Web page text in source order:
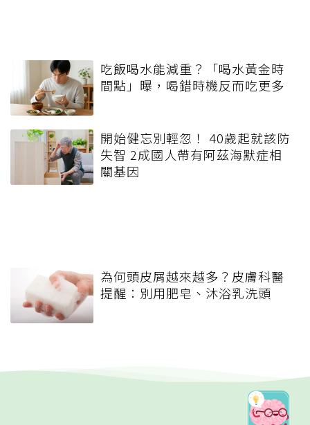
吃飯喝水能減重？「喝水黃金時
間點」曝，喝錯時機反而吃更多
開始健忘別輕忽！ 40歲起就該防
失智 2成國人帶有阿茲海默症相
關基因
為何頭皮屑越來越多？皮膚科醫
提醒：別用肥皂、沐浴乳洗頭